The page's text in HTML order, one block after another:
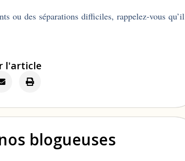
ou des séparations difficiles, rappelez-vous qu’il
l'article
blogueuses